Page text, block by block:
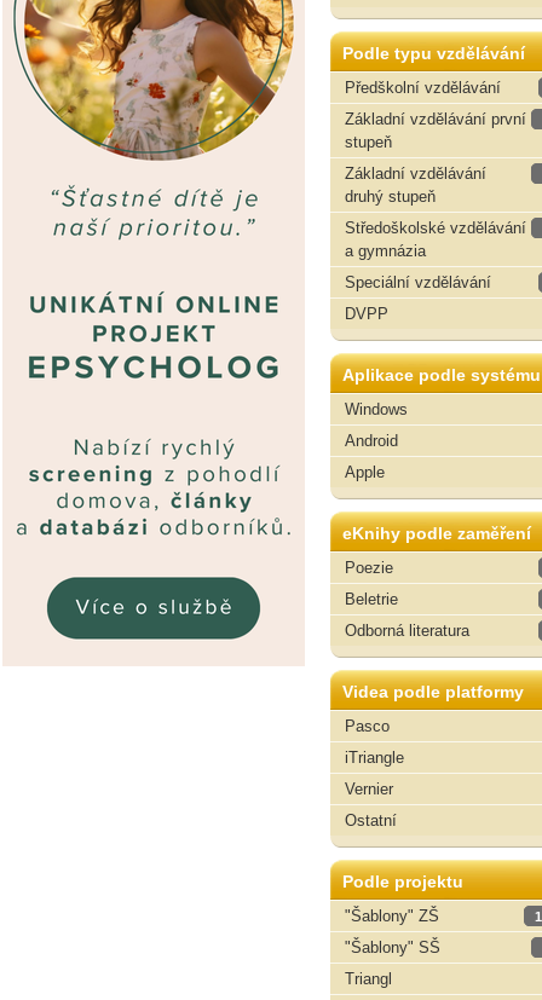
Podle typu vzdělávání
Předškolní vzdělávání
Základní vzdělávání první
stupeň
Základní vzdělávání
druhý stupeň
Středoškolské vzdělávání
a gymnázia
Speciální vzdělávání
DVPP
Aplikace podle systému
Windows
Android
Apple
eKnihy podle zaměření
Poezie
Beletrie
Odborná literatura
Videa podle platformy
Pasco
iTriangle
Vernier
Ostatní
Podle projektu
"Šablony" ZŠ
"Šablony" SŠ
Triangl